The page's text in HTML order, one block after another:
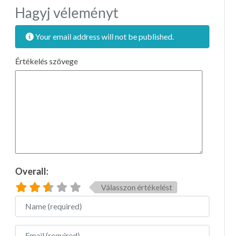
Hagyj véleményt
Your email address will not be published.
Értékelés szövege
Overall:
Válasszon értékelést
Name
Email